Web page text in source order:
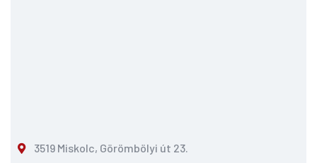
3519 Miskolc, Görömbölyi út 23.